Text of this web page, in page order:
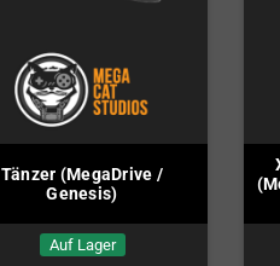
Tänzer (MegaDrive /
Genesis)
Auf Lager